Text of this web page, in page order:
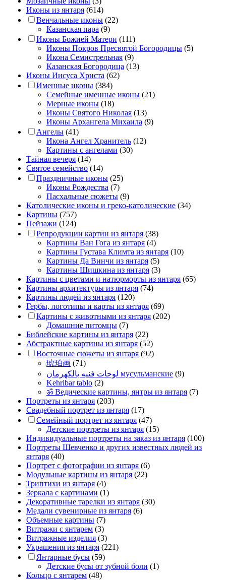
Иконы из янтаря (614)
Венчальные иконы (22)
Казанская пара (9)
Иконы Божией Матери (111)
Иконы Покров Пресвятой Богородицы (5)
Икона Семистрельная (9)
Казанская Богородица (13)
Иконы Иисуса Христа (62)
Именные иконы (384)
Семейные именные иконы (21)
Мерные иконы (18)
Иконы Святого Николая (13)
Иконы Архангела Михаила (9)
Ангелы (41)
Икона Ангел Хранитель (12)
Картины с ангелами (30)
Тайная вечеря (14)
Святое семейство (14)
Праздничные иконы (25)
Иконы Рождества (7)
Пасхальные сюжеты (9)
Католические иконы и греко-католические (34)
Картины (757)
Пейзажи (124)
Репродукции картин из янтаря (38)
Картины Ван Гога из янтаря (4)
Картины Густава Климта из янтаря (10)
Картины Да Винчи из янтаря (5)
Картины Шишкина из янтаря (3)
Картины с цветами и натюрморты из янтаря (65)
Картины архитектуры из янтаря (74)
Картины людей из янтаря (120)
Гербы, логотипы и карты из янтаря (69)
Картины с животными из янтаря (202)
Домашние питомцы (7)
Библейские картины из янтаря (22)
Абстрактные картины из янтаря (52)
Восточные сюжеты из янтаря (92)
琥珀画 (71)
لوحات فنيه بالكهرمان мусульманские (9)
Kehribar tablo (2)
ॐ Ведические картины, янтры из янтаря (7)
Портреты из янтаря (203)
Свадебный портрет из янтаря (17)
Семейный портрет из янтаря (47)
Детские портреты из янтаря (15)
Индивидуальные портреты на заказ из янтаря (100)
Портреты Шевченко и других известных людей из
янтаря (40)
Портрет c фотографии из янтаря (6)
Модульные картины из янтаря (22)
Триптихи из янтаря (4)
Зеркала с картинами (1)
Декоративные тарелки из янтаря (30)
Медали сувенирные из янтаря (6)
Объемные картины (7)
Витражи с янтарем (3)
Витражные изделия (3)
Украшения из янтаря (221)
Янтарные бусы (59)
Детские бусы от зубной боли (1)
Кольцо с янтарем (48)